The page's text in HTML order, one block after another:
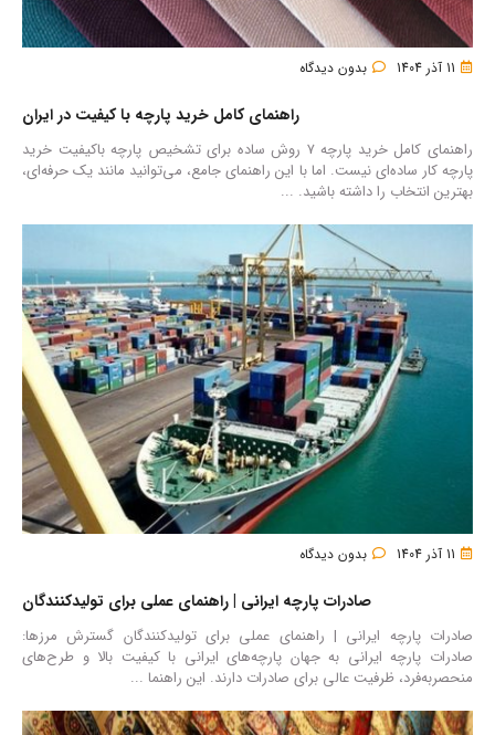
11 آذر 1404 بدون دیدگاه
راهنمای کامل خرید پارچه با کیفیت در ایران
راهنمای کامل خرید پارچه ۷ روش ساده برای تشخیص پارچه باکیفیت خرید
پارچه کار ساده‌ای نیست. اما با این راهنمای جامع، می‌توانید مانند یک حرفه‌ای،
بهترین انتخاب را داشته باشید. ...
11 آذر 1404 بدون دیدگاه
صادرات پارچه ایرانی | راهنمای عملی برای تولیدکنندگان
صادرات پارچه ایرانی | راهنمای عملی برای تولیدکنندگان گسترش مرزها:
صادرات پارچه ایرانی به جهان پارچه‌های ایرانی با کیفیت بالا و طرح‌های
منحصربه‌فرد، ظرفیت عالی برای صادرات دارند. این راهنما ...